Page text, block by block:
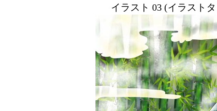
イラスト 03 (イラスト